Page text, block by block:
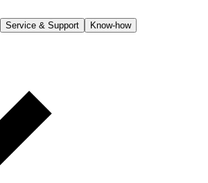
Service & Support Know-how